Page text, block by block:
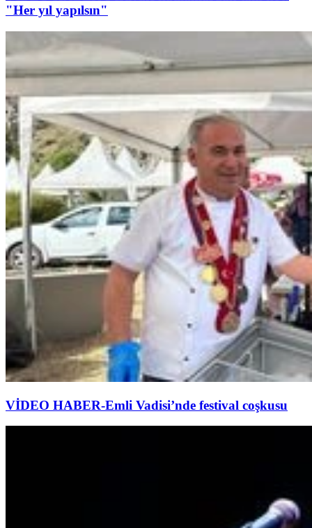
"Her yıl yapılsın"
VİDEO HABER-Emli Vadisi’nde festival coşkusu